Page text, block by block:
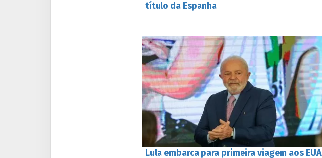
título da Espanha
Lula embarca para primeira viagem aos EUA